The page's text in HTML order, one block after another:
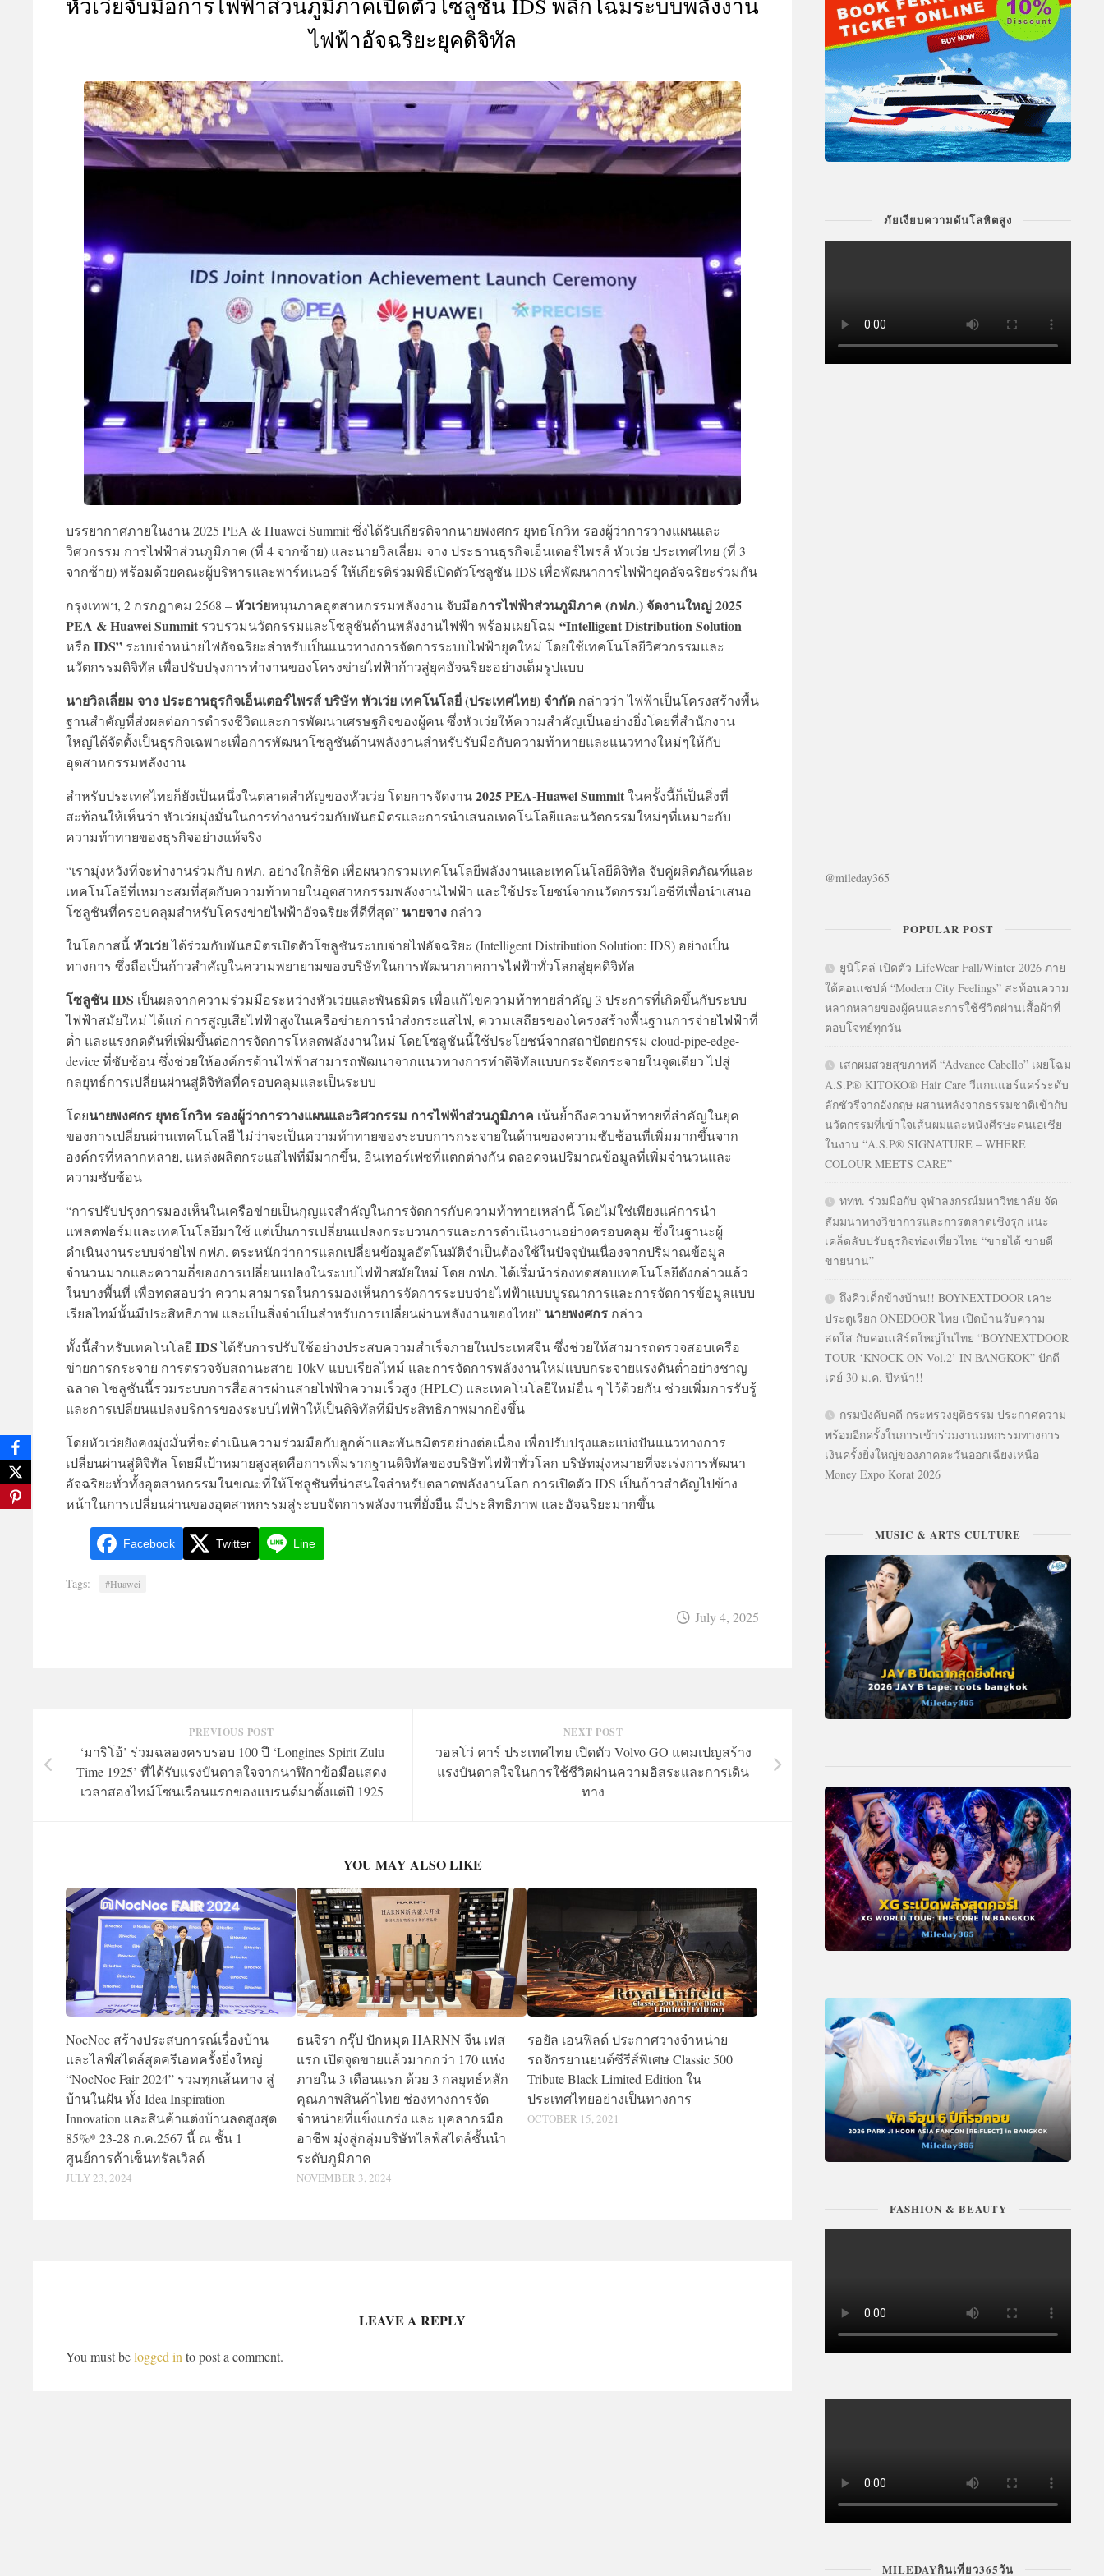
ACTIVITIES
&
DEAL
หัวเว่ยจับมือการไฟฟ้าส่วนภูมิภาคเปิดตัวโซลูชัน IDS พลิกโฉมระบบพลังงาน
ไฟฟ้าอัจฉริยะยุคดิจิทัล
บรรยากาศภายในงาน 2025 PEA & Huawei Summit ซึ่งได้รับเกียรติจากนายพงศกร ยุทธโกวิท รองผู้ว่าการวางแผนและ
วิศวกรรม การไฟฟ้าส่วนภูมิภาค (ที่ 4 จากซ้าย) และนายวิลเลี่ยม จาง ประธานธุรกิจเอ็นเตอร์ไพรส์ หัวเว่ย ประเทศไทย (ที่ 3
จากซ้าย) พร้อมด้วยคณะผู้บริหารและพาร์ทเนอร์ ให้เกียรติร่วมพิธีเปิดตัวโซลูชัน IDS เพื่อพัฒนาการไฟฟ้ายุคอัจฉริยะร่วมกัน
กรุงเทพฯ, 2 กรกฎาคม 2568 – หัวเว่ยหนุนภาคอุตสาหกรรมพลังงาน จับมือการไฟฟ้าส่วนภูมิภาค (กฟภ.) จัดงานใหญ่ 2025
PEA & Huawei Summit รวบรวมนวัตกรรมและโซลูชันด้านพลังงานไฟฟ้า พร้อมเผยโฉม “Intelligent Distribution Solution
หรือ IDS” ระบบจำหน่ายไฟอัจฉริยะสำหรับเป็นแนวทางการจัดการระบบไฟฟ้ายุคใหม่ โดยใช้เทคโนโลยีวิศวกรรมและ
นวัตกรรมดิจิทัล เพื่อปรับปรุงการทำงานของโครงข่ายไฟฟ้าก้าวสู่ยุคอัจฉริยะอย่างเต็มรูปแบบ
นายวิลเลี่ยม จาง ประธานธุรกิจเอ็นเตอร์ไพรส์ บริษัท หัวเว่ย เทคโนโลยี่ (ประเทศไทย) จำกัด กล่าวว่า ไฟฟ้าเป็นโครงสร้างพื้น
ฐานสําคัญที่ส่งผลต่อการดํารงชีวิตและการพัฒนาเศรษฐกิจของผู้คน ซึ่งหัวเว่ยให้ความสำคัญเป็นอย่างยิ่งโดยที่สำนักงาน
ใหญ่ได้จัดตั้งเป็นธุรกิจเฉพาะเพื่อการพัฒนาโซลูชันด้านพลังงานสำหรับรับมือกับความท้าทายและแนวทางใหม่ๆให้กับ
อุตสาหกรรมพลังงาน
สำหรับประเทศไทยก็ยังเป็นหนึ่งในตลาดสำคัญของหัวเว่ย โดยการจัดงาน2025 PEA-Huawei Summitในครั้งนี้ก็เป็นสิ่งที่
สะท้อนให้เห็นว่า หัวเว่ยมุ่งมั่นในการทำงานร่วมกับพันธมิตรและการนำเสนอเทคโนโลยีและนวัตกรรมใหม่ๆที่เหมาะกับ
ความท้าทายของธุรกิจอย่างแท้จริง
“เรามุ่งหวังที่จะทํางานร่วมกับ กฟภ. อย่างใกล้ชิด เพื่อผนวกรวมเทคโนโลยีพลังงานและเทคโนโลยีดิจิทัล จับคู่ผลิตภัณฑ์และ
เทคโนโลยีที่เหมาะสมที่สุดกับความท้าทายในอุตสาหกรรมพลังงานไฟฟ้า และใช้ประโยชน์จากนวัตกรรมไอซีทีเพื่อนําเสนอ
โซลูชันที่ครอบคลุมสําหรับโครงข่ายไฟฟ้าอัจฉริยะที่ดีที่สุด” นายจาง กล่าว
ในโอกาสนี้ หัวเว่ยได้ร่วมกับพันธมิตรเปิดตัวโซลูชันระบบจ่ายไฟอัจฉริยะ (Intelligent Distribution Solution: IDS) อย่างเป็น
ทางการ ซึ่งถือเป็นก้าวสำคัญในความพยายามของบริษัทในการพัฒนาภาคการไฟฟ้าทั่วโลกสู่ยุคดิจิทัล
โซลูชัน IDS เป็นผลจากความร่วมมือระหว่างหัวเว่ยและพันธมิตร เพื่อแก้ไขความท้าทายสำคัญ 3 ประการที่เกิดขึ้นกับระบบ
ไฟฟ้าสมัยใหม่ ได้แก่ การสูญเสียไฟฟ้าสูงในเครือข่ายการนำส่งกระแสไฟ, ความเสถียรของโครงสร้างพื้นฐานการจ่ายไฟฟ้าที่
ต่ำ และแรงกดดันที่เพิ่มขึ้นต่อการจัดการโหลดพลังงานใหม่ โดยโซลูชันนี้ใช้ประโยชน์จากสถาปัตยกรรม cloud-pipe-edge-
device ที่ซับซ้อน ซึ่งช่วยให้องค์กรด้านไฟฟ้าสามารถพัฒนาจากแนวทางการทำดิจิทัลแบบกระจัดกระจายในจุดเดียว ไปสู่
กลยุทธ์การเปลี่ยนผ่านสู่ดิจิทัลที่ครอบคลุมและเป็นระบบ
โดยนายพงศกร ยุทธโกวิท รองผู้ว่าการวางแผนและวิศวกรรม การไฟฟ้าส่วนภูมิภาค เน้นย้ำถึงความท้าทายที่สำคัญในยุค
ของการเปลี่ยนผ่านเทคโนโลยี ไม่ว่าจะเป็นความท้าทายของระบบการกระจายในด้านของความซับซ้อนที่เพิ่มมากขึ้นจาก
องค์กรที่หลากหลาย, แหล่งผลิตกระแสไฟที่มีมากขึ้น, อินเทอร์เฟซที่แตกต่างกัน ตลอดจนปริมาณข้อมูลที่เพิ่มจำนวนและ
ความซับซ้อน
“การปรับปรุงการมองเห็นในเครือข่ายเป็นกุญแจสำคัญในการจัดการกับความท้าทายเหล่านี้ โดยไม่ใช่เพียงแค่การนำ
แพลตฟอร์มและเทคโนโลยีมาใช้ แต่เป็นการเปลี่ยนแปลงกระบวนการและการดำเนินงานอย่างครอบคลุม ซึ่งในฐานะผู้
ดำเนินงานระบบจ่ายไฟ กฟภ. ตระหนักว่าการแลกเปลี่ยนข้อมูลอัตโนมัติจำเป็นต้องใช้ในปัจจุบันเนื่องจากปริมาณข้อมูล
จำนวนมากและความถี่ของการเปลี่ยนแปลงในระบบไฟฟ้าสมัยใหม่ โดย กฟภ. ได้เริ่มนำร่องทดสอบเทคโนโลยีดังกล่าวแล้ว
ในบางพื้นที่ เพื่อทดสอบว่า ความสามารถในการมองเห็นการจัดการระบบจ่ายไฟฟ้าแบบบูรณาการและการจัดการข้อมูลแบบ
เรียลไทม์นั้นมีประสิทธิภาพ และเป็นสิ่งจำเป็นสำหรับการเปลี่ยนผ่านพลังงานของไทย” นายพงศกร กล่าว
ทั้งนี้สำหรับเทคโนโลยี IDSได้รับการปรับใช้อย่างประสบความสําเร็จภายในประเทศจีน ซึ่งช่วยให้สามารถตรวจสอบเครือ
ข่ายการกระจาย การตรวจจับสถานะสาย 10kV แบบเรียลไทม์ และการจัดการพลังงานใหม่แบบกระจายแรงดันต่ำอย่างชาญ
ฉลาด โซลูชันนี้รวมระบบการสื่อสารผ่านสายไฟฟ้าความเร็วสูง (HPLC) และเทคโนโลยีใหม่อื่น ๆ ไว้ด้วยกัน ช่วยเพิ่มการรับรู้
และการเปลี่ยนแปลงบริการของระบบไฟฟ้าให้เป็นดิจิทัลที่มีประสิทธิภาพมากยิ่งขึ้น
โดยหัวเว่ยยังคงมุ่งมั่นที่จะดำเนินความร่วมมือกับลูกค้าและพันธมิตรอย่างต่อเนื่อง เพื่อปรับปรุงและแบ่งปันแนวทางการ
เปลี่ยนผ่านสู่ดิจิทัล โดยมีเป้าหมายสูงสุดคือการเพิ่มรากฐานดิจิทัลของบริษัทไฟฟ้าทั่วโลก บริษัทมุ่งหมายที่จะเร่งการพัฒนา
อัจฉริยะทั่วทั้งอุตสาหกรรมในขณะที่ให้โซลูชันที่น่าสนใจสำหรับตลาดพลังงานโลก การเปิดตัว IDS เป็นก้าวสำคัญไปข้าง
หน้าในการเปลี่ยนผ่านของอุตสาหกรรมสู่ระบบจัดการพลังงานที่ยั่งยืน มีประสิทธิภาพ และอัจฉริยะมากขึ้น
Facebook Twitter Line
Tags: #Huawei
July 4, 2025
NEXT POST
วอลโว่ คาร์ ประเทศไทย เปิดตัว Volvo GO แคมเปญสร้าง
แรงบันดาลใจในการใช้ชีวิตผ่านความอิสระและการเดิน
ทาง
PREVIOUS POST
‘มาริโอ้’ ร่วมฉลองครบรอบ 100 ปี ‘Longines Spirit Zulu
Time 1925’ ที่ได้รับแรงบันดาลใจจากนาฬิกาข้อมือแสดง
เวลาสองไทม์โซนเรือนแรกของแบรนด์มาตั้งแต่ปี 1925
YOU MAY ALSO LIKE
NocNoc สร้างประสบการณ์เรื่องบ้าน
และไลฟ์สไตล์สุดครีเอทครั้งยิ่งใหญ่
“NocNoc Fair 2024” รวมทุกเส้นทาง สู่
บ้านในฝัน ทั้ง Idea Inspiration
Innovation และสินค้าแต่งบ้านลดสูงสุด
85%* 23-28 ก.ค.2567 นี้ ณ ชั้น 1
ศูนย์การค้าเซ็นทรัลเวิลด์
JULY 23, 2024
ธนจิรา กรุ๊ป ปักหมุด HARNN จีน เฟส
แรก เปิดจุดขายแล้วมากกว่า 170 แห่ง
ภายใน 3 เดือนแรก ด้วย 3 กลยุทธ์หลัก
คุณภาพสินค้าไทย ช่องทางการจัด
จำหน่ายที่แข็งแกร่ง และ บุคลากรมือ
อาชีพ มุ่งสู่กลุ่มบริษัทไลฟ์สไตล์ชั้นนำ
ระดับภูมิภาค
NOVEMBER 3, 2024
รอยัล เอนฟิลด์ ประกาศวางจำหน่าย
รถจักรยานยนต์ซีรีส์พิเศษ Classic 500
Tribute Black Limited Edition ใน
ประเทศไทยอย่างเป็นทางการ
OCTOBER 15, 2021
LEAVE A REPLY
You must belogged into post a comment.
ภัยเงียบความดันโลหิตสูง
@mileday365
POPULAR POST
ยูนิโคล่ เปิดตัว LifeWear Fall/Winter 2026 ภาย
ใต้คอนเซปต์ “Modern City Feelings” สะท้อนความ
หลากหลายของผู้คนและการใช้ชีวิตผ่านเสื้อผ้าที่
ตอบโจทย์ทุกวัน
เสกผมสวยสุขภาพดี “Advance Cabello” เผยโฉม
A.S.P® KITOKO® Hair Care วีแกนแฮร์แคร์ระดับ
ลักชัวรีจากอังกฤษ ผสานพลังจากธรรมชาติเข้ากับ
นวัตกรรมที่เข้าใจเส้นผมและหนังศีรษะคนเอเชีย
ในงาน “A.S.P® SIGNATURE – WHERE
COLOUR MEETS CARE”
ททท. ร่วมมือกับ จุฬาลงกรณ์มหาวิทยาลัย จัด
สัมมนาทางวิชาการและการตลาดเชิงรุก แนะ
เคล็ดลับปรับธุรกิจท่องเที่ยวไทย “ขายได้ ขายดี
ขายนาน”
ถึงคิวเด็กข้างบ้าน!! BOYNEXTDOOR เคาะ
ประตูเรียก ONEDOOR ไทย เปิดบ้านรับความ
สดใส กับคอนเสิร์ตใหญ่ในไทย “BOYNEXTDOOR
TOUR ‘KNOCK ON Vol.2’ IN BANGKOK” ปักดี
เดย์ 30 ม.ค. ปีหน้า!!
กรมบังคับคดี กระทรวงยุติธรรม ประกาศความ
พร้อมอีกครั้งในการเข้าร่วมงานมหกรรมทางการ
เงินครั้งยิ่งใหญ่ของภาคตะวันออกเฉียงเหนือ
Money Expo Korat 2026
MUSIC & ARTS CULTURE
FASHION & BEAUTY
MILEDAYกินเที่ยว365วัน